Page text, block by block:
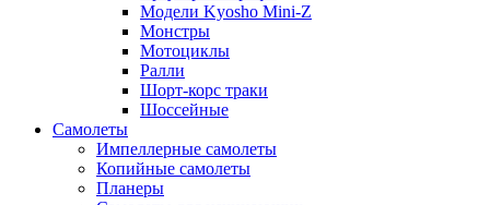
Модели Kyosho Mini-Z
Монстры
Мотоциклы
Ралли
Шорт-корс траки
Шоссейные
Самолеты
Импеллерные самолеты
Копийные самолеты
Планеры